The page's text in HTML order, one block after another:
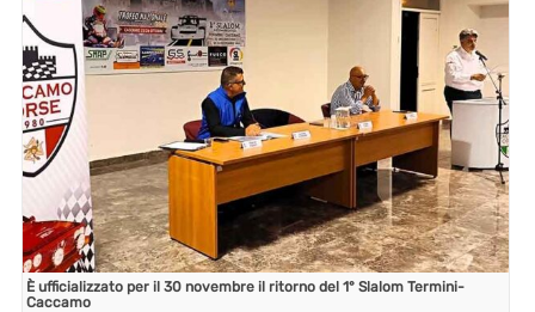
È ufficializzato per il 30 novembre il ritorno del 1° Slalom Termini-
Caccamo